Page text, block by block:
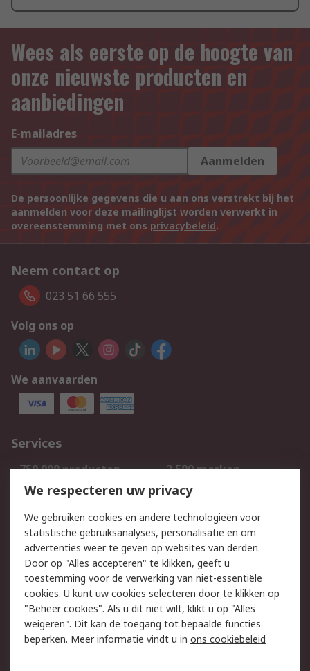
Wees als eerste op de hoogte van
onze nieuwste producten en
aanbiedingen
E-mailadres
Aanmelden
De persoonlijke gegevens die u aan ons verstrekt bij het
aanmelden voor deze mailinglijst worden verwerkt in
overeenstemming met ons privacybeleid.
Neem contact op
023 51 66 555
Volg ons op
We aanvaarden
Services
750.000 producten
2.500 merken
Bestellen
Inkoopoplossingen
Track & Trace
Wettelijk
Cookiebeleid
Email veiligheid
Privacybeleid
Websitevoorwaarden
Algemene
verkoopvoorwaarden
We respecteren uw privacy
We gebruiken cookies en andere technologieën voor
statistische gebruiksanalyses, personalisatie en om
advertenties weer te geven op websites van derden.
Door op "Alles accepteren" te klikken, geeft u
toestemming voor de verwerking van niet-essentiële
cookies. U kunt uw cookies selecteren door te klikken op
"Beheer cookies". Als u dit niet wilt, klikt u op "Alles
weigeren". Dit kan de toegang tot bepaalde functies
beperken. Meer informatie vindt u in ons cookiebeleid